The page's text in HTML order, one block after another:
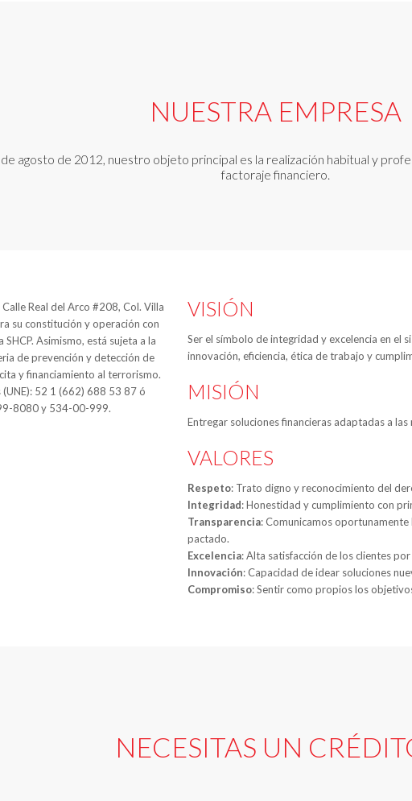
NUESTRA EMPRESA
agosto de 2012, nuestro objeto principal es la realización habitual y
factoraje financiero.
Calle Real del Arco #208, Col. Villa
su constitución y operación con
Asimismo, está sujeta a la
de prevención y detección de
y financiamiento al terrorismo.
52 1 (662) 688 53 87 ó
8080 y 534-00-999.
VISIÓN
Ser el símbolo de integridad y excelencia en el
innovación, eficiencia, ética de trabajo y
MISIÓN
Entregar soluciones financieras adaptadas a
VALORES
Respeto: Trato digno y reconocimiento del
Integridad: Honestidad y cumplimiento con
Transparencia: Comunicamos
pactado.
Excelencia: Alta satisfacción de los clientes
Innovación: Capacidad de idear soluciones
Compromiso: Sentir como propios los
NECESITAS UN